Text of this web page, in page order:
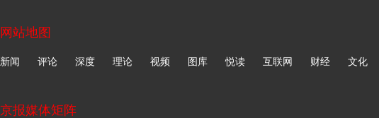
网站地图
新闻 评论 深度 理论 视频 图库 悦读 互联网 财经 文化
京报媒体矩阵